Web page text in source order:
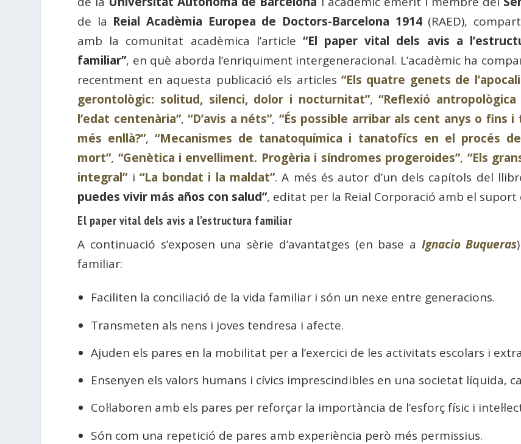
de la Reial Acadèmia Europea de Doctors-Barcelona 1914(RAED),
amb la comunitat acadèmica l’article “El paper vital dels avis a
familiar”, en què aborda l’enriquiment intergeneracional. L’acadèmic ha
recentment en aquesta publicació els articles “Els quatre genets de
gerontològic: solitud, silenci, dolor i nocturnitat”,“Reflexió antropològica
l’edat centenària”,“D’avis a néts”, “És possible arribar als cent anys o fins i
més enllà?”,“Mecanismes de tanatoquímica i tanatofícs en el procés
mort”, “Genètica i envelliment. Progèria i síndromes progeroides”, “Els
integral”i “La bondat i la maldat”. A més és autor d’un dels capítols del
puedes vivir más años con salud”, editat per la Reial Corporació amb el
El paper vital dels avis a l’estructura familiar
A continuació s’exposen una sèrie d’avantatges (en base a Ignacio Buqueras
familiar:
Faciliten la conciliació de la vida familiar i són un nexe entre generacions.
Transmeten als nens i joves tendresa i afecte.
Ajuden els pares en la mobilitat per a l’exercici de les activitats escolars i
Ensenyen els valors humans i cívics imprescindibles en una societat líquida,
Col·laboren amb els pares per reforçar la importància de l’esforç físic i
Són com una repetició de pares amb experiència però més permissius.